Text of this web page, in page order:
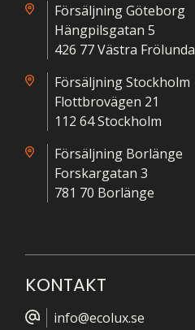
Försäljning Göteborg
Hängpilsgatan 5
426 77 Västra Frölunda
Försäljning Stockholm
Flottbrovägen 21
112 64 Stockholm
Försäljning Borlänge
Forskargatan 3
781 70 Borlänge
KONTAKT
info@ecolux.se